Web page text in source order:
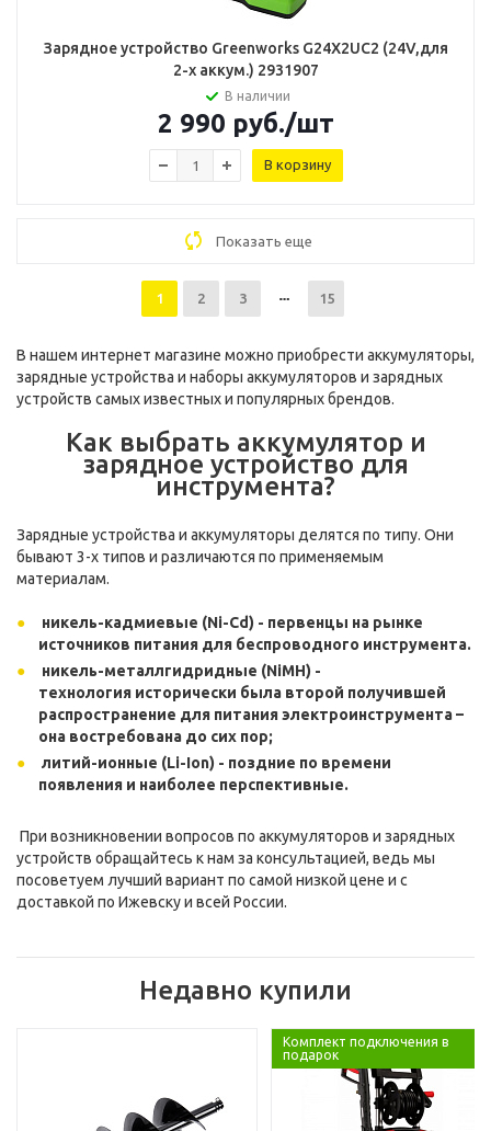
Зарядное устройство Greenworks G24X2UC2 (24V,для
2-х аккум.) 2931907
В наличии
2 990 руб./шт
В корзину
Показать еще
1 2 3 15
В нашем интернет магазине можно приобрести аккумуляторы,
зарядные устройства и наборы аккумуляторов и зарядных
устройств самых известных и популярных брендов.
Как выбрать аккумулятор и
зарядное устройство для
инструмента?
Зарядные устройства и аккумуляторы делятся по типу. Они
бывают 3-х типов и различаются по применяемым
материалам.
никель-кадмиевые (Ni-Cd) - первенцы на рынке
источников питания для беспроводного инструмента.
никель-металлгидридные (NiMH) -
технология исторически была второй получившей
распространение для питания электроинструмента –
она востребована до сих пор;
литий-ионные (Li-Ion) - поздние по времени
появления и наиболее перспективные.
При возникновении вопросов по аккумуляторов и зарядных
устройств обращайтесь к нам за консультацией, ведь мы
посоветуем лучший вариант по самой низкой цене и с
доставкой по Ижевску и всей России.
Недавно купили
Комплект подключения в
подарок